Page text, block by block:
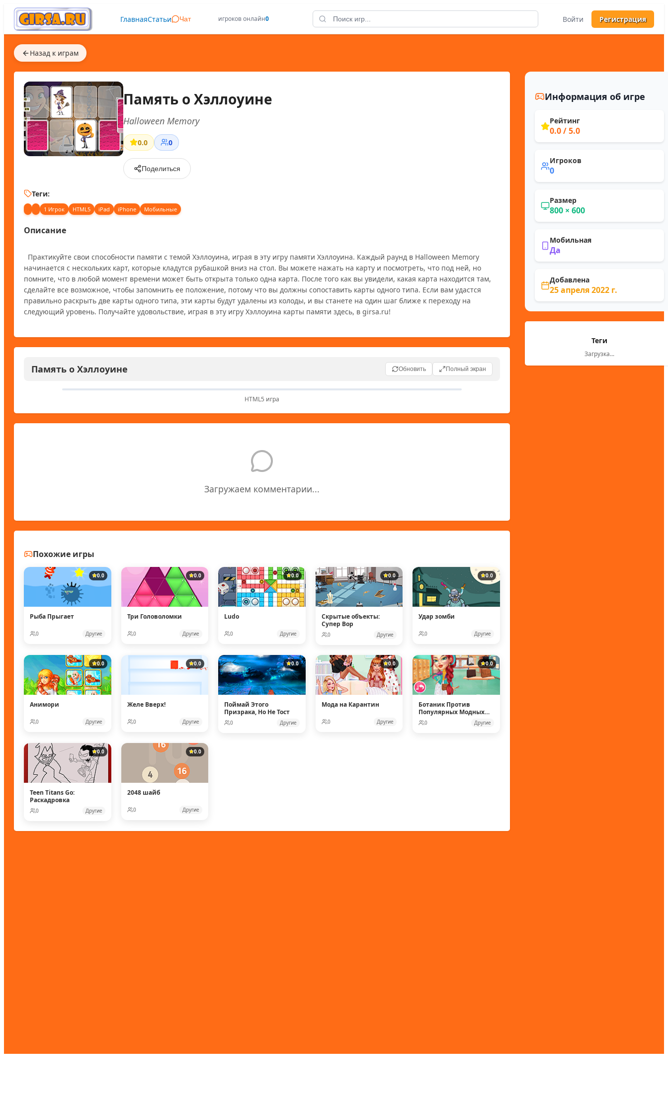
ГлавнаяСтатьи Чат игроков онлайн0 Войти Регистрация
Назад к играм
Память о Хэллоуине
Halloween Memory
0.0 0
Поделиться
Теги:
1 Игрок HTML5 iPad iPhone Мобильные
Описание
начинается с нескольких карт, которые кладутся рубашкой вниз на стол. Вы можете нажать на карту и посмотреть, что под ней, но
помните, что в любой момент времени может быть открыта только одна карта. После того как вы увидели, какая карта находится там,
сделайте все возможное, чтобы запомнить ее положение, потому что вы должны сопоставить карты одного типа. Если вам удастся
правильно раскрыть две карты одного типа, эти карты будут удалены из колоды, и вы станете на один шаг ближе к переходу на
Память о Хэллоуине Обновить Полный экран
HTML5 игра
Загружаем комментарии...
Похожие игры
0.0
Рыба Прыгает
0 Другие
0.0
Три Головоломки
0 Другие
0.0
Ludo
0 Другие
0.0
Скрытые объекты:
Супер Вор
0 Другие
0.0
Удар зомби
0 Другие
0.0
Анимори
0 Другие
0.0
Желе Вверх!
0 Другие
0.0
Поймай Этого
Призрака, Но Не Тост
0 Другие
0.0
Мода на Карантин
0 Другие
0.0
Ботаник Против
Популярных Модных
Кукол
0 Другие
0.0
Teen Titans Go:
Раскадровка
0 Другие
0.0
2048 шайб
0 Другие
Информация об игре
Рейтинг
0.0/ 5.0
Игроков
0
Размер
800 × 600
Мобильная
Да
Добавлена
25 апреля 2022 г.
Теги
Загрузка...